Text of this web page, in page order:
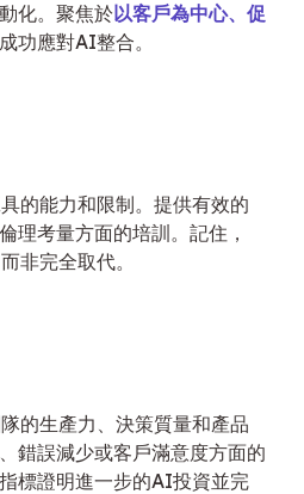
化。聚焦於以客戶為中心、促
功應對AI整合。
的能力和限制。提供有效的
理考量方面的培訓。記住，
非完全取代。
的生產力、決策質量和產品
錯誤減少或客戶滿意度方面的
標證明進一步的AI投資並完